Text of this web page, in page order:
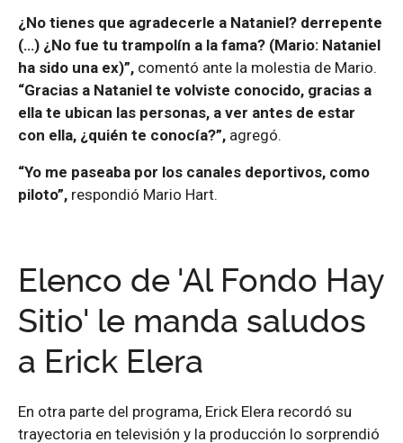
¿No tienes que agradecerle a Nataniel? derrepente
(…) ¿No fue tu trampolín a la fama? (Mario: Nataniel
ha sido una ex)”, comentó ante la molestia de Mario.
“Gracias a Nataniel te volviste conocido, gracias a
ella te ubican las personas, a ver antes de estar
con ella, ¿quién te conocía?”, agregó.
“Yo me paseaba por los canales deportivos, como
piloto”, respondió Mario Hart.
Elenco de 'Al Fondo Hay
Sitio' le manda saludos
a Erick Elera
En otra parte del programa, Erick Elera recordó su
trayectoria en televisión y la producción lo sorprendió